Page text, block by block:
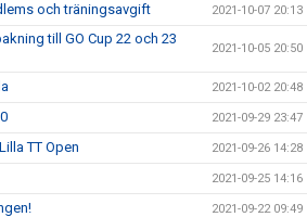
och träningsavgift 2021-10-07 20:13
till GO Cup 22 och 23
2021-10-05 20:50
2021-10-02 20:48
2021-09-29 23:47
TT Open 2021-09-26 14:28
2021-09-25 14:16
2021-09-22 09:49